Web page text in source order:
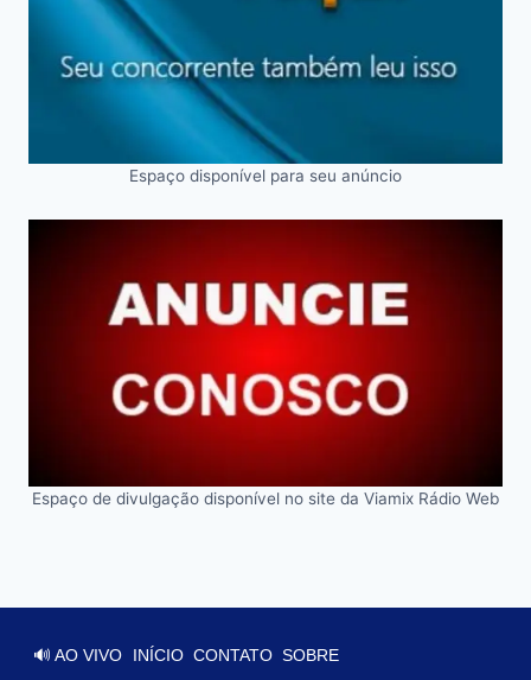
Espaço disponível para seu anúncio
Espaço de divulgação disponível no site da Viamix Rádio Web
🔊 AO VIVO INÍCIO CONTATO SOBRE